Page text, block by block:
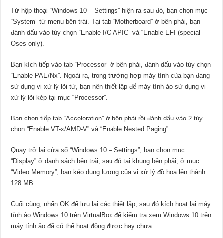
Từ hộp thoại “Windows 10 – Settings” hiện ra sau đó, bạn chọn mục
“System” từ menu bên trái. Tại tab “Motherboard” ở bên phải, bạn
đánh dấu vào tùy chọn “Enable I/O APIC” và “Enable EFI (special
Oses only).
Bạn kích tiếp vào tab “Processor” ở bên phải, đánh dấu vào tùy chọn
“Enable PAE/Nx”. Ngoài ra, trong trường hợp máy tính của bạn đang
sử dụng vi xử lý lõi tứ, bạn nên thiết lập để máy tính ảo sử dụng vi
xử lý lõi kép tại mục “Processor”.
Bạn chọn tiếp tab “Acceleration” ở bên phải rồi đánh dấu vào 2 tùy
chọn “Enable VT-x/AMD-V” và “Enable Nested Paging”.
Quay trở lại cửa sổ “Windows 10 – Settings”, bạn chọn mục
“Display” ở danh sách bên trái, sau đó tại khung bên phải, ở mục
“Video Memory”, bạn kéo dung lượng của vi xử lý đồ họa lên thành
128 MB.
Cuối cùng, nhấn OK để lưu lại các thiết lập, sau đó kích hoạt lại máy
tính ảo Windows 10 trên VirtualBox để kiểm tra xem Windows 10 trên
máy tính ảo đã có thể hoạt động được hay chưa.